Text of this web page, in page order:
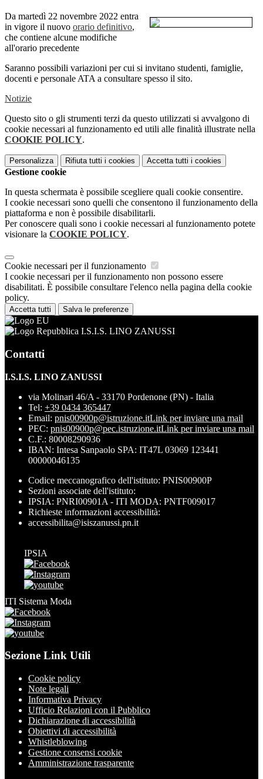
Da martedì 22 novembre 2022 entra
in vigore il nuovo orario definitivo,
che contiene alcune modifiche
all'orario precedente
Saranno possibili variazioni per cui si invitano studenti, famiglie,
docenti e personale ATA a consultare spesso il sito.
Notizie
Questo sito o gli strumenti terzi da questo utilizzati si avvalgono di
cookie necessari al funzionamento ed utili alle finalità illustrate nella
COOKIE POLICY.
Personalizza Rifiuta tutti i cookies Accetta tutti i cookies
Gestione cookie
In questa schermata è possibile scegliere quali cookie consentire.
I cookie necessari sono quelli che consentono il funzionamento della
piattaforma e non è possibile disabilitarli.
Per conoscere quali sono i cookie necessari al funzionamento potete
visionare la COOKIE POLICY.
Cookie necessari per il funzionamento
I cookie necessari per il funzionamento non possono essere
disabilitati. È possibile consultare l'elenco nella pagina della cookie
policy.
Accetta tutti Salva le preferenze
I.S.I.S. LINO ZANUSSI
Contatti
I.S.I.S. LINO ZANUSSI
via Molinari 46/A - 33170 Pordenone (PN) - Italia
Tel: +39 0434 365447
Email: pnis00900p@istruzione.itLink per inviare una mail
PEC: pnis00900p@pec.istruzione.itLink per inviare una mail
C.F.: 80008290936
IBAN: Intesa Sanpaolo SPA: IT47L 03069 123441
00000046135
Codice meccanografico dell'istituto: PNIS00900P
Sezioni associate dell'istituto:
IPSIA: PNRI00901A - ITI MODA: PNTF009017
Richieste informazioni accessibilità:
accessibilita@isiszanussi.pn.it
IPSIA
ITI Sistema Moda
Sezione Link Utili
Cookie policy
Note legali
Informativa Privacy
Ufficio Relazioni con il Pubblico
Dichiarazione di accessibilità
Obiettivi di accessibilità
Whistleblowing
Gestione consensi cookie
Amministrazione trasparente